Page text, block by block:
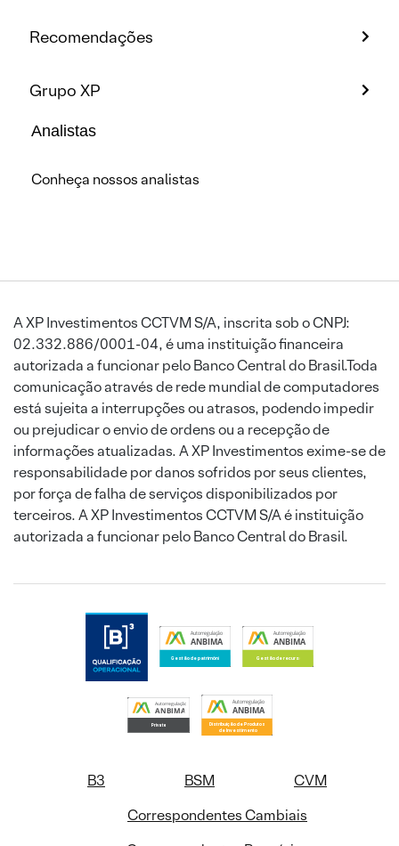
Recomendações
Grupo XP
Analistas
Conheça nossos analistas
A XP Investimentos CCTVM S/A, inscrita sob o CNPJ:
02.332.886/0001-04, é uma instituição financeira
autorizada a funcionar pelo Banco Central do Brasil.Toda
comunicação através de rede mundial de computadores
está sujeita a interrupções ou atrasos, podendo impedir
ou prejudicar o envio de ordens ou a recepção de
informações atualizadas. A XP Investimentos exime-se de
responsabilidade por danos sofridos por seus clientes,
por força de falha de serviços disponibilizados por
terceiros. A XP Investimentos CCTVM S/A é instituição
autorizada a funcionar pelo Banco Central do Brasil.
B3 BSM
CVM
Correspondentes Cambiais